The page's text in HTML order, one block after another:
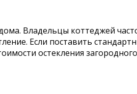
Владельцы коттеджей
Если поставить
остекления